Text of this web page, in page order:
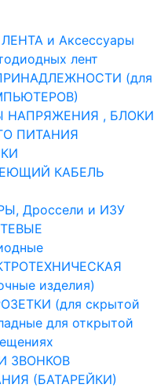
и Аксессуары
лент
(для
НАПРЯЖЕНИЯ , БЛОКИ
ПИТАНИЯ
КАБЕЛЬ
Дроссели и ИЗУ
изделия)
(для скрытой
для открытой
ЗВОНКОВ
(БАТАРЕЙКИ)